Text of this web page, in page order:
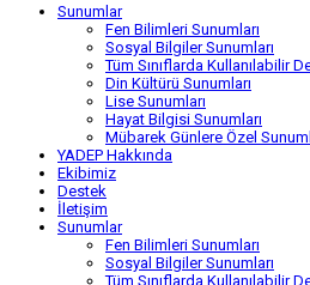
Sunumlar
Fen Bilimleri Sunumları
Sosyal Bilgiler Sunumları
Tüm Sınıflarda Kullanılabilir
Din Kültürü Sunumları
Lise Sunumları
Hayat Bilgisi Sunumları
Mübarek Günlere Özel
YADEP Hakkında
Ekibimiz
Destek
İletişim
Sunumlar
Fen Bilimleri Sunumları
Sosyal Bilgiler Sunumları
Tüm Sınıflarda Kullanılabilir